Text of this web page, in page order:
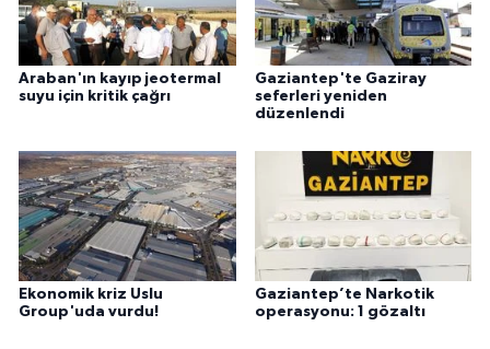
Araban'ın kayıp jeotermal
suyu için kritik çağrı
Gaziantep'te Gaziray
seferleri yeniden
düzenlendi
Ekonomik kriz Uslu
Group'uda vurdu!
Gaziantep’te Narkotik
operasyonu: 1 gözaltı